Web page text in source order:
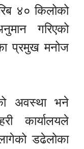
४० किलोको
गरिएको
प्रमुख मनोज
अवस्था भने
कार्यालयले
डढेलोका